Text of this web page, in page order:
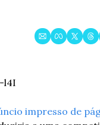
l4I
impresso de